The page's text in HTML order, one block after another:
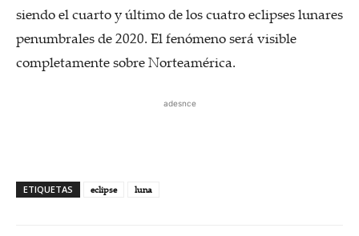
siendo el cuarto y último de los cuatro eclipses lunares
penumbrales de 2020. El fenómeno será visible
completamente sobre Norteamérica.
adesnce
ETIQUETAS eclipse luna